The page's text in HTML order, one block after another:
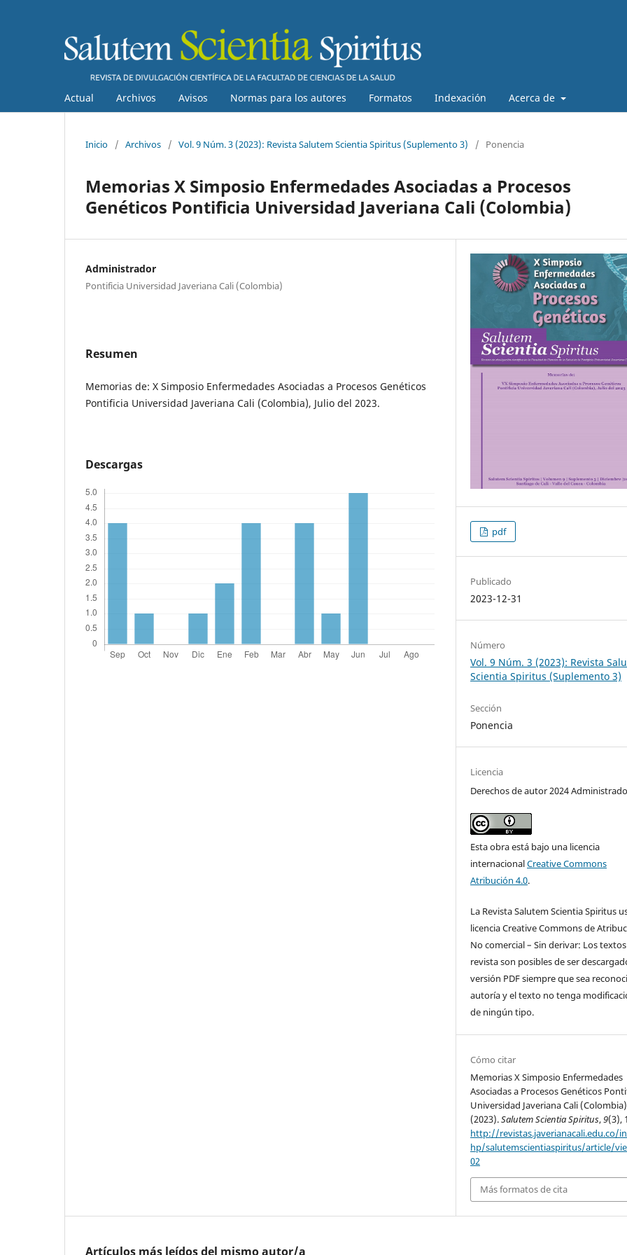
Actual Archivos Avisos Normas para los autores Formatos Indexación Acerca de
Inicio / Archivos / Vol. 9 Núm. 3 (2023): Revista Salutem Scientia Spiritus (Suplemento 3) / Ponencia
Memorias X Simposio Enfermedades Asociadas a Procesos
Genéticos Pontificia Universidad Javeriana Cali (Colombia)
Administrador
Pontificia Universidad Javeriana Cali (Colombia)
Resumen
Memorias de: X Simposio Enfermedades Asociadas a Procesos Genéticos
Pontificia Universidad Javeriana Cali (Colombia), Julio del 2023.
Descargas
pdf
Publicado
2023-12-31
Número
Vol. 9 Núm. 3 (2023): Revista
Scientia Spiritus (Suplemento 3)
Sección
Ponencia
Licencia
Derechos de autor 2024
Esta obra está bajo una licencia
internacionalCreative Commons
Atribución 4.0.
La Revista Salutem Scientia Spiritus
licencia Creative Commons de
No comercial – Sin derivar: Los
revista son posibles de ser
versión PDF siempre que sea
autoría y el texto no tenga
de ningún tipo.
Cómo citar
Memorias X Simposio Enfermedades
Asociadas a Procesos Genéticos
Universidad Javeriana Cali
(2023).Salutem Scientia Spiritus,9(3),
http://revistas.javerianacali.edu.co/
hp/salutemscientiaspiritus/article/
02
Más formatos de cita
Artículos más leídos del mismo autor/a